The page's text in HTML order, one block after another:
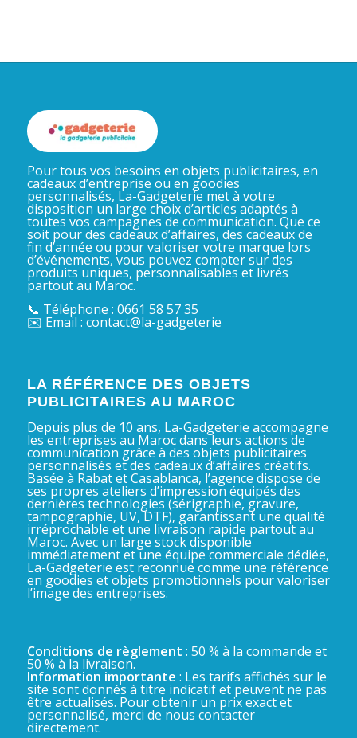
Pour tous vos besoins en objets publicitaires, en
cadeaux d’entreprise ou en goodies
personnalisés, La-Gadgeterie met à votre
disposition un large choix d’articles adaptés à
toutes vos campagnes de communication. Que ce
soit pour des cadeaux d’affaires, des cadeaux de
fin d’année ou pour valoriser votre marque lors
d’événements, vous pouvez compter sur des
produits uniques, personnalisables et livrés
partout au Maroc.
📞 Téléphone : 0661 58 57 35
✉️ Email : contact@la-gadgeterie
LA RÉFÉRENCE DES OBJETS
PUBLICITAIRES AU MAROC
Depuis plus de 10 ans, La-Gadgeterie accompagne
les entreprises au Maroc dans leurs actions de
communication grâce à des objets publicitaires
personnalisés et des cadeaux d’affaires créatifs.
Basée à Rabat et Casablanca, l’agence dispose de
ses propres ateliers d’impression équipés des
dernières technologies (sérigraphie, gravure,
tampographie, UV, DTF), garantissant une qualité
irréprochable et une livraison rapide partout au
Maroc. Avec un large stock disponible
immédiatement et une équipe commerciale dédiée,
La-Gadgeterie est reconnue comme une référence
en goodies et objets promotionnels pour valoriser
l’image des entreprises.
Conditions de règlement : 50 % à la commande et
50 % à la livraison.
Information importante : Les tarifs affichés sur le
site sont donnés à titre indicatif et peuvent ne pas
être actualisés. Pour obtenir un prix exact et
personnalisé, merci de nous contacter
directement.